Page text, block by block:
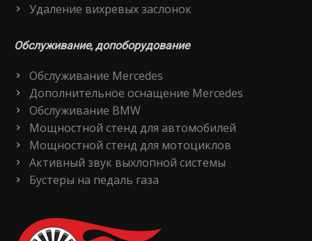
Удаление вихревых заслонок
Обслуживание, допоборудование
Обслуживание Mercedes
Дополнительное оснащение Mercedes
Обслуживание BMW
Мощностной стенд для автомобилей
Мощностной стенд для мотоциклов
Активный звук выхлопной системы
Бустеры на педаль газа